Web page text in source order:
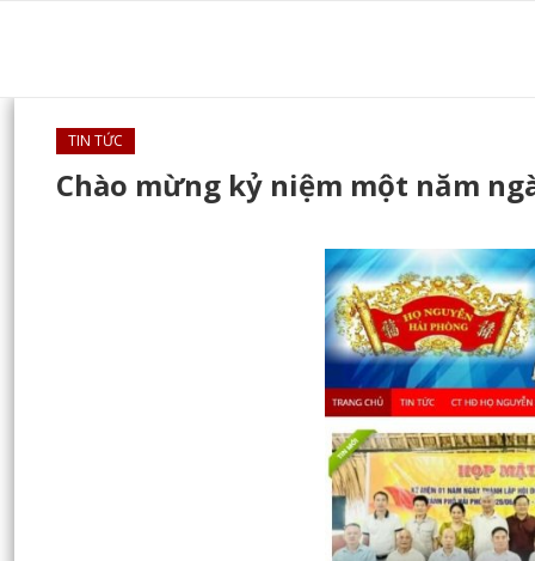
TIN TỨC
Chào mừng kỷ niệm một năm